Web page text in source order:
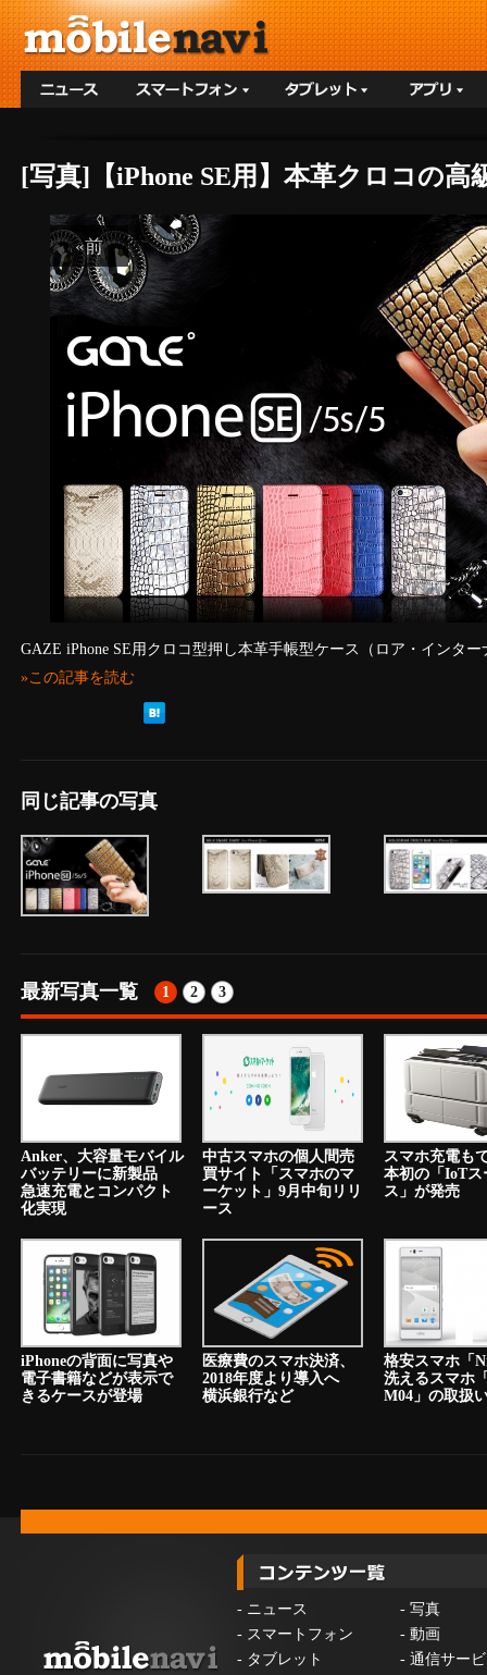
[写真]【iPhone SE用】本革クロコの高
«前
GAZE iPhone SE用クロコ型押し本革手帳型ケース（ロア・インタ
»この記事を読む
同じ記事の写真
最新写真一覧 1 2 3
Anker、大容量モバイル
バッテリーに新製品
急速充電とコンパクト
化実現
中古スマホの個人間売
買サイト「スマホのマ
ーケット」9月中旬リリ
ース
スマホ充電も
本初の「IoTス
ス」が発売
iPhoneの背面に写真や
電子書籍などが表示で
きるケースが登場
医療費のスマホ決済、
2018年度より導入へ
横浜銀行など
格安スマホ
洗えるスマホ
M04」の取扱
- ニュース - 写真
- スマートフォン - 動画
- タブレット - 通信サー